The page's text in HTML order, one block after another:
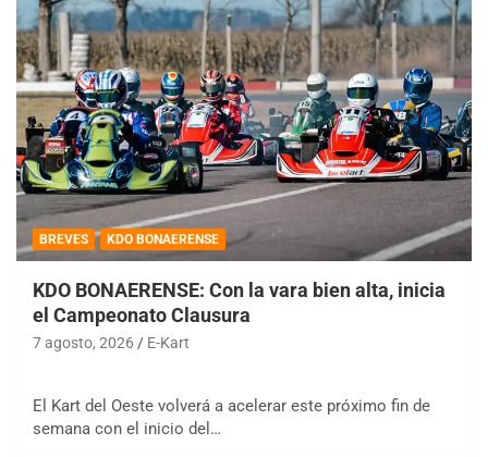
BREVES KDO BONAERENSE
KDO BONAERENSE: Con la vara bien alta, inicia
el Campeonato Clausura
7 agosto, 2026 E-Kart
El Kart del Oeste volverá a acelerar este próximo fin de
semana con el inicio del…